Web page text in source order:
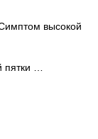
высокой
пятки …